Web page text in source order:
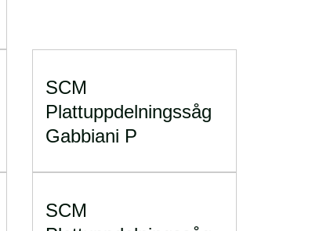
SCM
Plattuppdelningssåg
Gabbiani P
SCM